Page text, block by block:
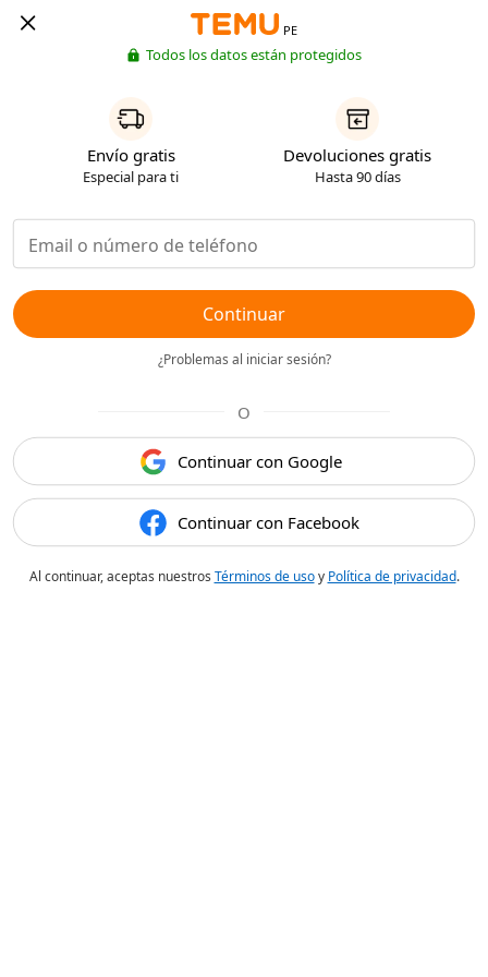
PE
Todos los datos están protegidos
Envío gratis
Especial para ti
Devoluciones gratis
Hasta 90 días
Continuar
¿Problemas al iniciar sesión?
O
Continuar con Google
Continuar con Facebook
Al continuar, aceptas nuestros Términos de usoy Política de privacidad.